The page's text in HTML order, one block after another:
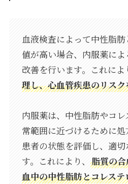
血液検査によって中性脂
値が高い場合、内服薬に
改善を行います。これによ
理し、心血管疾患のリス
内服薬は、中性脂肪やコ
常範囲に近づけるために
患者の状態を評価し、適
す。これにより、脂質の
血中の中性脂肪とコレス